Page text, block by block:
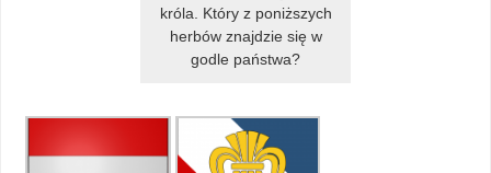
króla. Który z poniższych
herbów znajdzie się w
godle państwa?